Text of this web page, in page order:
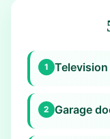
1
2 Garage